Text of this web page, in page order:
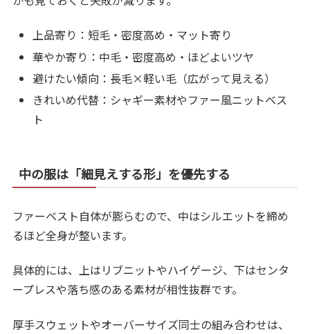
上品寄り：短毛・密度高め・マット寄り
華やか寄り：中毛・密度高め・ほどよいツヤ
避けたい傾向：長毛×軽い毛（広がって見える）
きれいめ代替：シャギー素材やファー風ニットベス
ト
中の服は「細見えする形」を優先する
ファーベスト自体が膨らむので、中はシルエットを締め
るほど全身が整います。
具体的には、上はリブニットやハイゲージ、下はセンタ
ープレスや落ち感のある素材が相性抜群です。
厚手スウェットやオーバーサイズ同士の組み合わせは、